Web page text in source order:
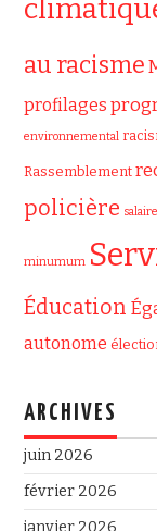
au racisme
profilages
environnemental
Rassemblement
policière
minumum
Éducation
autonome
ARCHIVES
juin 2026
février 2026
janvier 2026